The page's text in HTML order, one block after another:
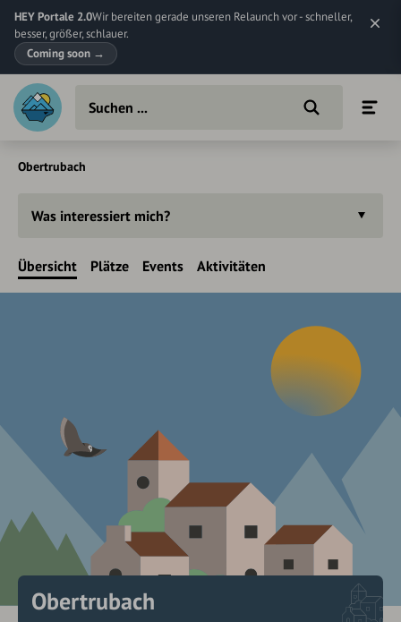
HEY Portale 2.0Wir bereiten gerade unseren Relaunch vor - schneller,
besser, größer, schlauer.
Coming soon →
Obertrubach
Was interessiert mich?
Übersicht Plätze Events Aktivitäten
Obertrubach